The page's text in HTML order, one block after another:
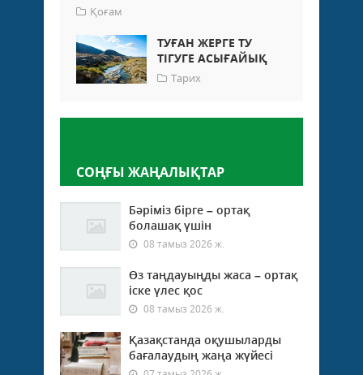
Қоғам
ТУҒАН ЖЕРГЕ ТУ
ТІГУГЕ АСЫҒАЙЫҚ
Тарих
СОҢҒЫ ЖАҢАЛЫҚТАР
Бәріміз бірге – ортақ
болашақ үшін
08 тамыз 2026 ж.
Өз таңдауыңды жаса – ортақ
іске үлес қос
08 тамыз 2026 ж.
Қазақстанда оқушыларды
бағалаудың жаңа жүйесі